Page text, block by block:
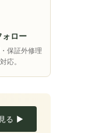
ォロー
保証外修理
応。
る ▶